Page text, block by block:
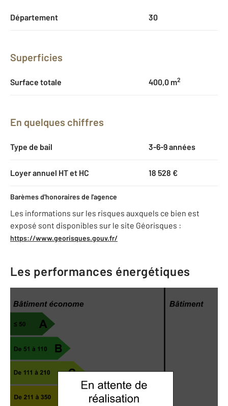
Département 30
Superficies
Surface totale 400,0 m2
En quelques chiffres
Type de bail 3-6-9 années
Loyer annuel HT et HC 18 528 €
Barèmes d'honoraires de l'agence
Les informations sur les risques auxquels ce bien est
exposé sont disponibles sur le site Géorisques :
https://www.georisques.gouv.fr/
Les performances énergétiques